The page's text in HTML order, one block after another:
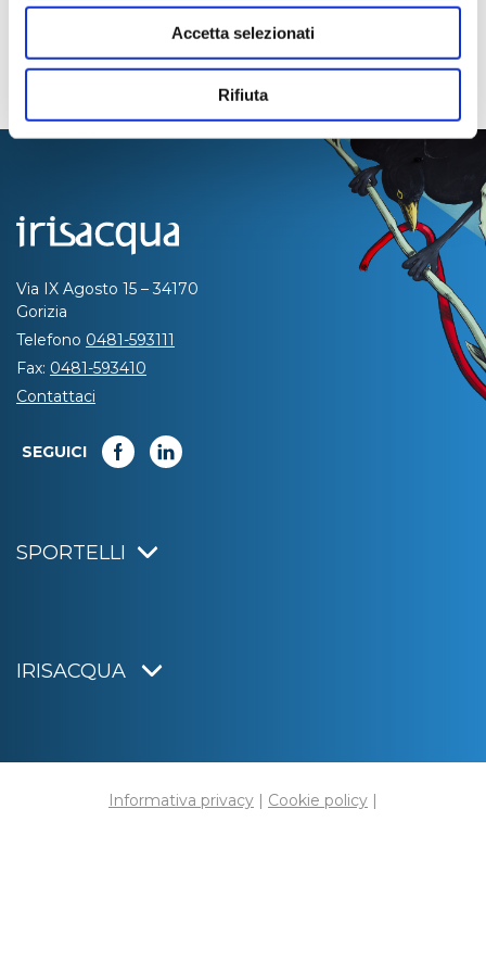
Accetta selezionati
Rifiuta
Via IX Agosto 15 – 34170
Gorizia
Telefono 0481-593111
Fax: 0481-593410
Contattaci
SEGUICI
SPORTELLI
IRISACQUA
Informativa privacy | Cookie policy |